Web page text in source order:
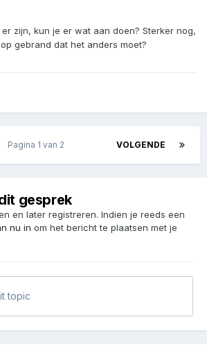
zijn, kun je er wat aan doen? Sterker nog,
gebrand dat het anders moet?
VOLGENDE
Pagina 1 van 2
gesprek
en later registreren. Indien je reeds een
nu in om het bericht te plaatsen met je
topic